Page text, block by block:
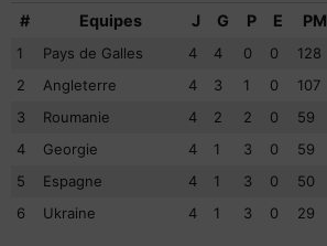
# Equipes J G P E PM
1 Pays de Galles 4 4 0 0 128
2
Angleterre 4 3 1 0 107
3
Roumanie 4 2 2 0 59
4
Georgie 4 1 3 0 59
5
Espagne 4 1 3 0 50
6
Ukraine 4 1 3 0 29